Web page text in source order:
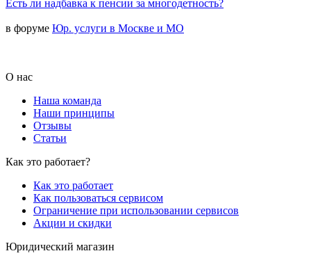
Есть ли надбавка к пенсии за многодетность?
в форуме Юр. услуги в Москве и МО
О нас
Наша команда
Наши принципы
Отзывы
Статьи
Как это работает?
Как это работает
Как пользоваться сервисом
Ограничение при использовании сервисов
Акции и скидки
Юридический магазин